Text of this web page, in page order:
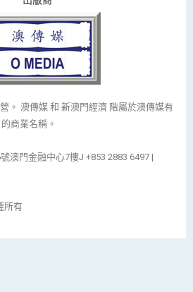
。 澳傳媒 和 新澳門經濟 階屬於澳傳媒有
商業名稱。
澳門金融中心7樓J +853 2883 6497 |
所有